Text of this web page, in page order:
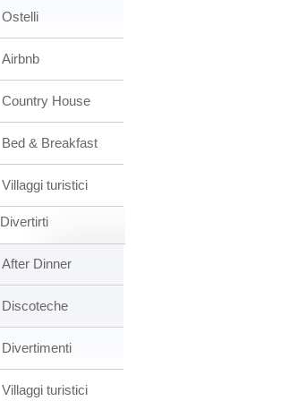
Ostelli
Airbnb
Country House
Bed & Breakfast
Villaggi turistici
Divertirti
After Dinner
Discoteche
Divertimenti
Villaggi turistici